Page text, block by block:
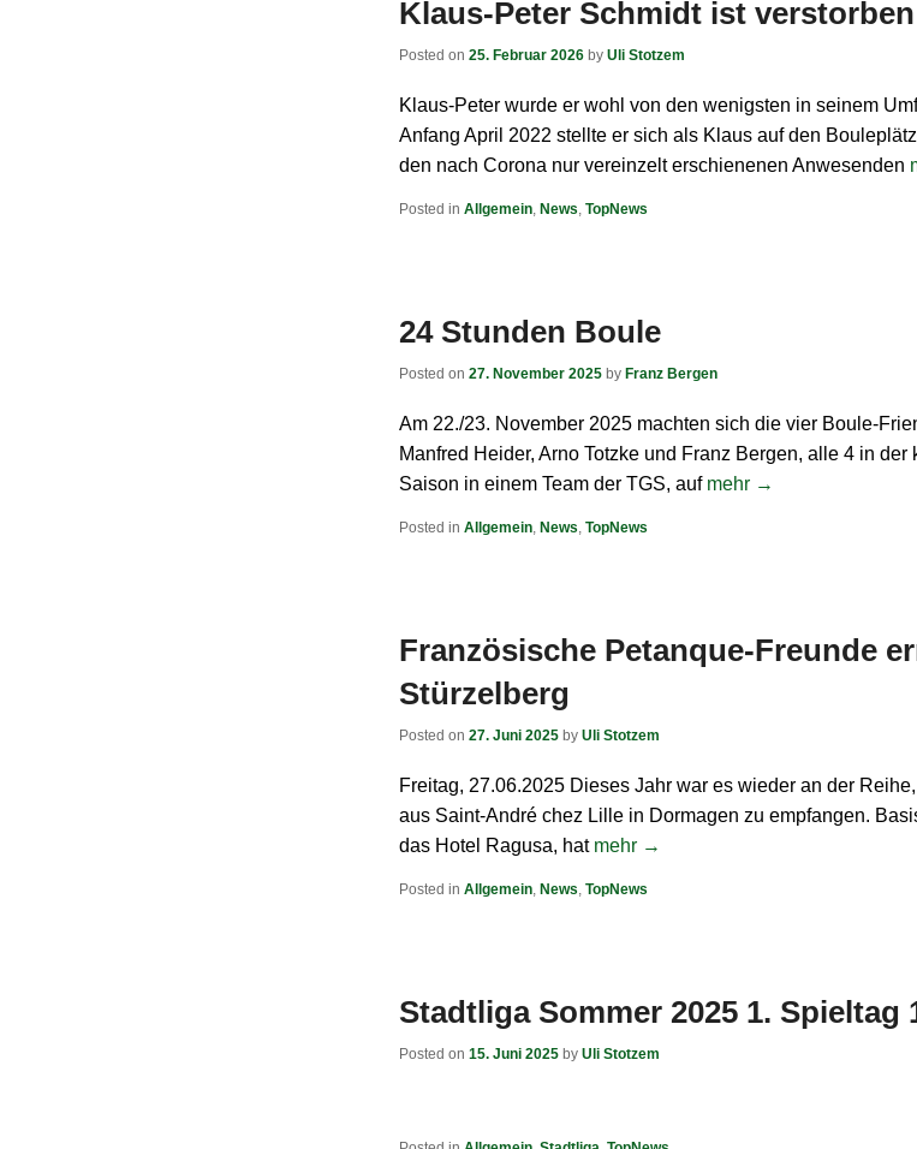
Klaus-Peter Schmidt ist verstorben
Posted on 25. Februar 2026 by Uli Stotzem
Klaus-Peter wurde er wohl von den wenigsten in seinem
Anfang April 2022 stellte er sich als Klaus auf den
den nach Corona nur vereinzelt erschienenen Anwesenden
Posted in Allgemein, News, TopNews
24 Stunden Boule
Posted on 27. November 2025 by Franz Bergen
Am 22./23. November 2025 machten sich die vier Boule-
Manfred Heider, Arno Totzke und Franz Bergen, alle 4 in der
Saison in einem Team der TGS, auf mehr →
Posted in Allgemein, News, TopNews
Französische Petanque-Freunde
Stürzelberg
Posted on 27. Juni 2025 by Uli Stotzem
Freitag, 27.06.2025 Dieses Jahr war es wieder an der
aus Saint-André chez Lille in Dormagen zu empfangen.
das Hotel Ragusa, hat mehr →
Posted in Allgemein News TopNews
Stadtliga Sommer 2025 1. Spieltag
Posted on 15. Juni 2025 by Uli Stotzem